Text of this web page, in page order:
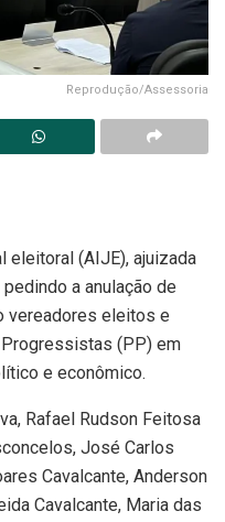
Reprodução/Assessoria
eleitoral (AIJE), ajuizada
a anulação de
vereadores eleitos e
(PP) em
e econômico.
Rafael Rudson Feitosa
José Carlos
Cavalcante, Anderson
Cavalcante, Maria das